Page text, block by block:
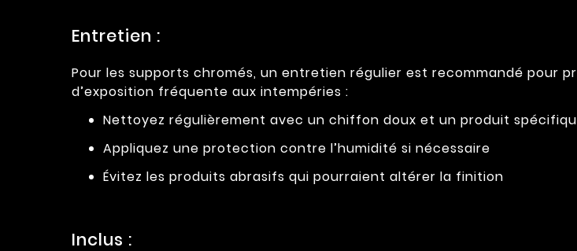
Entretien :
Pour les supports chromés, un entretien régulier est recommandé pour
d’exposition fréquente aux intempéries :
Nettoyez régulièrement avec un chiffon doux et un produit
Appliquez une protection contre l’humidité si nécessaire
Évitez les produits abrasifs qui pourraient altérer la finition
Inclus :